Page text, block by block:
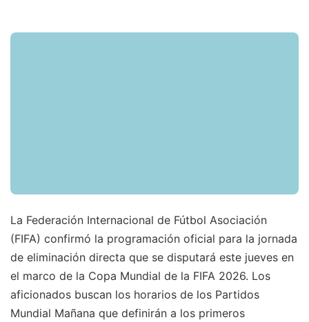
La Federación Internacional de Fútbol Asociación
(FIFA) confirmó la programación oficial para la jornada
de eliminación directa que se disputará este jueves en
el marco de la Copa Mundial de la FIFA 2026. Los
aficionados buscan los horarios de los Partidos
Mundial Mañana que definirán a los primeros